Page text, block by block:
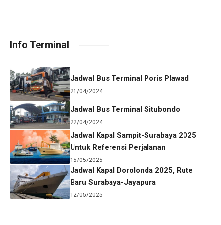
Info Terminal
Jadwal Bus Terminal Poris Plawad
21/04/2024
Jadwal Bus Terminal Situbondo
22/04/2024
Jadwal Kapal Sampit-Surabaya 2025
Untuk Referensi Perjalanan
15/05/2025
Jadwal Kapal Dorolonda 2025, Rute
Baru Surabaya-Jayapura
12/05/2025